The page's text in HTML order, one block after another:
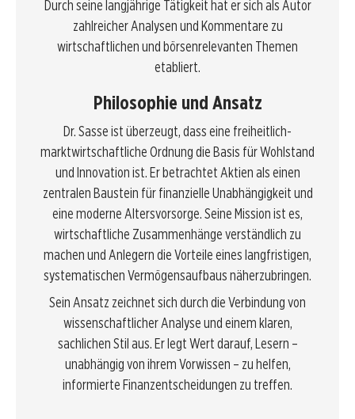
Durch seine langjährige Tätigkeit hat er sich als Autor
zahlreicher Analysen und Kommentare zu
wirtschaftlichen und börsenrelevanten Themen
etabliert.
Philosophie und Ansatz
Dr. Sasse ist überzeugt, dass eine freiheitlich-
marktwirtschaftliche Ordnung die Basis für Wohlstand
und Innovation ist. Er betrachtet Aktien als einen
zentralen Baustein für finanzielle Unabhängigkeit und
eine moderne Altersvorsorge. Seine Mission ist es,
wirtschaftliche Zusammenhänge verständlich zu
machen und Anlegern die Vorteile eines langfristigen,
systematischen Vermögensaufbaus näherzubringen.
Sein Ansatz zeichnet sich durch die Verbindung von
wissenschaftlicher Analyse und einem klaren,
sachlichen Stil aus. Er legt Wert darauf, Lesern –
unabhängig von ihrem Vorwissen – zu helfen,
informierte Finanzentscheidungen zu treffen.